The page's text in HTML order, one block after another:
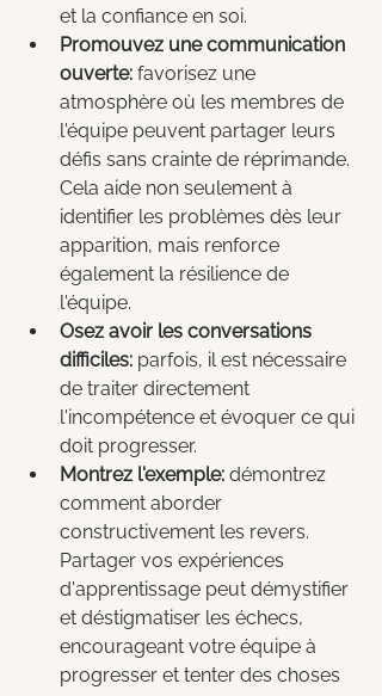
et la confiance en soi.
Promouvez une communication
ouverte: favorisez une
atmosphère où les membres de
l'équipe peuvent partager leurs
défis sans crainte de réprimande.
Cela aide non seulement à
identifier les problèmes dès leur
apparition, mais renforce
également la résilience de
l'équipe.
Osez avoir les conversations
difficiles: parfois, il est nécessaire
de traiter directement
l'incompétence et évoquer ce qui
doit progresser.
Montrez l'exemple: démontrez
comment aborder
constructivement les revers.
Partager vos expériences
d'apprentissage peut démystifier
et déstigmatiser les échecs,
encourageant votre équipe à
progresser et tenter des choses